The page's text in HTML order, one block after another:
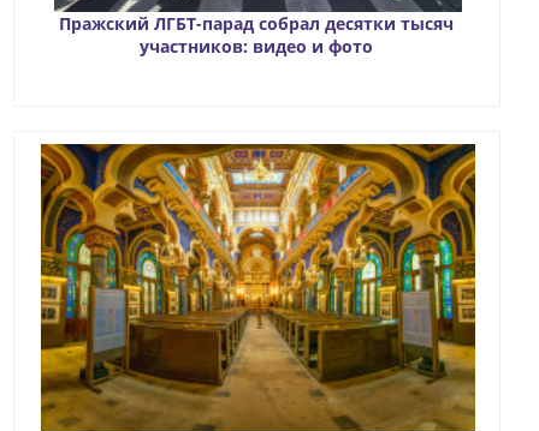
Пражский ЛГБТ-парад собрал десятки тысяч
участников: видео и фото